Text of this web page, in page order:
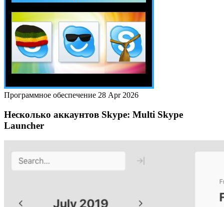
Программное обеспечение 28 Apr 2026
Несколько аккаунтов Skype: Multi Skype
Launcher